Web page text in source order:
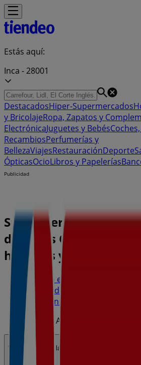
Estás aquí:
Inca - 28001
DestacadosHiper-Supermercados
y BricolajeRopa, Zapatos y
ElectrónicaJuguetes y Bebés
RecambiosPerfumerías y
BellezaViajesRestauraciónDeporte
ÓpticasOcioLibros y Papelerías
Publicidad
Supermercado Eroski
dels Reis Catòlics, Inca
horarios y teléfono
Tiendeo en Inca
Ofertas de Hiper-
Eroski en Inca
Eroski | Avinguda dels Reis
Abierto Hasta las 21:30